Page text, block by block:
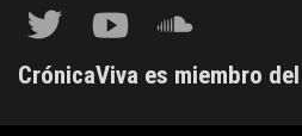
CrónicaViva es miembro